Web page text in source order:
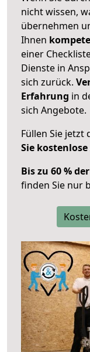
nicht wissen,
übernehmen
Ihnen
einer
Dienste in
sich zurück.
Erfahrung in
sich Angebote.
Füllen Sie jetzt
Sie
Bis zu 60 %
finden Sie nur